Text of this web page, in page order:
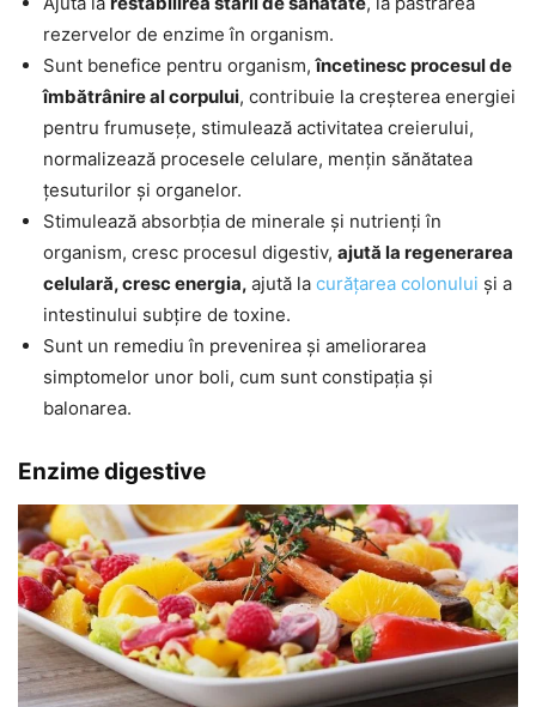
rezervelor de enzime în organism.
Sunt benefice pentru organism,încetinesc procesul de
îmbătrânire al corpului, contribuie la creșterea energiei
pentru frumusețe, stimulează activitatea creierului,
normalizează procesele celulare, mențin sănătatea
țesuturilor și organelor.
Stimulează absorbția de minerale și nutrienți în
organism, cresc procesul digestiv, ajută la regenerarea
celulară, cresc energia, ajută la curățarea colonului și a
intestinului subțire de toxine.
Sunt un remediu în prevenirea și ameliorarea
simptomelor unor boli, cum sunt constipația și
balonarea.
Enzime digestive